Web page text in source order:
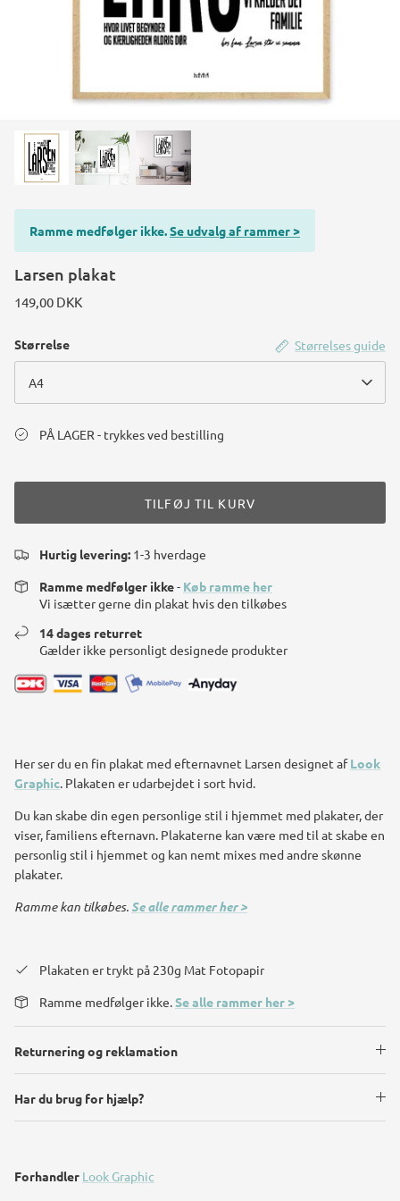
Konstruktions køretøj temafest
Ramme medfølger ikke.Se udvalg af rammer >
Larsen plakat
149,00 DKK
Størrelses guide
Størrelse
A4
PÅ LAGER - trykkes ved bestilling
TILFØJ TIL KURV
Hurtig levering: 1-3 hverdage
Ramme medfølger ikke- Køb ramme her
Vi isætter gerne din plakat hvis den tilkøbes
14 dages returret
Gælder ikke personligt designede produkter
Her ser du en fin plakat med efternavnet Larsen designet afLook
Graphic. Plakaten er udarbejdet i sort hvid.
Du kan skabe din egen personlige stil i hjemmet med plakater, der
viser, familiens efternavn. Plakaterne kan være med til at skabe en
personlig stil i hjemmet og kan nemt mixes med andre skønne
plakater.
Ramme kan tilkøbes. Se alle rammer her >
Plakaten er trykt på 230g Mat Fotopapir
Ramme medfølger ikke.Se alle rammer her >
Returnering og reklamation
Har du brug for hjælp?
Forhandler Look Graphic